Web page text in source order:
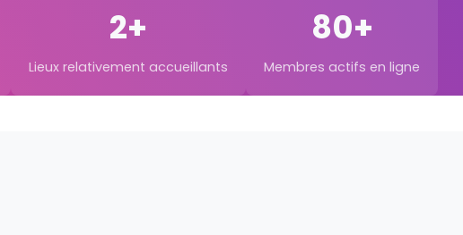
2+
Lieux relativement accueillants
80+
Membres actifs en ligne